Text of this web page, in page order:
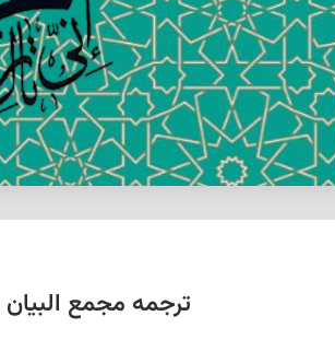
ترجمه مجمع البیان